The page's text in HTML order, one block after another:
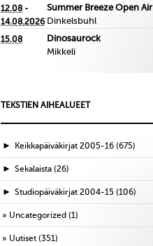
12.08 -
14.08.2026
Summer Breeze Open Air
Dinkelsbuhl
15.08
Dinosaurock
Mikkeli
TEKSTIEN AIHEALUEET
► Keikkapäiväkirjat 2005-16 (675)
► Sekalaista (26)
► Studiopäiväkirjat 2004-15 (106)
Uncategorized (1)
Uutiset (351)